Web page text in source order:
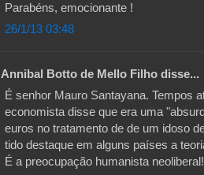
Parabéns, emocionante !
26/1/13 03:48
Annibal Botto de Mello Filho disse...
É senhor Mauro Santayana. Tempos
economista disse que era uma
euros no tratamento de de um idoso
tido destaque em alguns países a
É a preocupação humanista neoliberal!